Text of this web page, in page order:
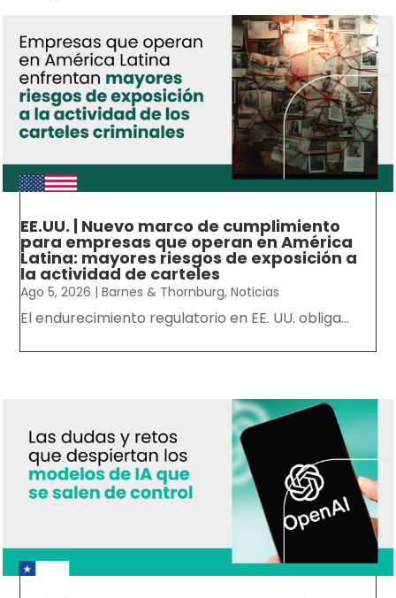
EE.UU. | Nuevo marco de cumplimiento
para empresas que operan en América
Latina: mayores riesgos de exposición a
la actividad de carteles
Ago 5, 2026 |Barnes & Thornburg,Noticias
El endurecimiento regulatorio en EE. UU. obliga...